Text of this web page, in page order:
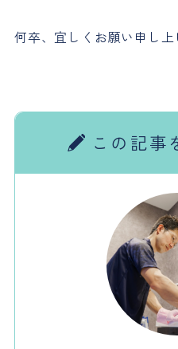
何卒、宜しくお願い申し上
この記事